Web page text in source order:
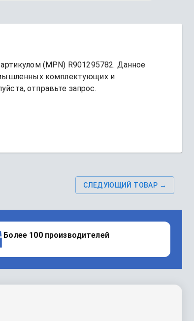
(MPN) R901295782. Данное
комплектующих и
отправьте запрос.
СЛЕДУЮЩИЙ ТОВАР →
Более 100 производителей